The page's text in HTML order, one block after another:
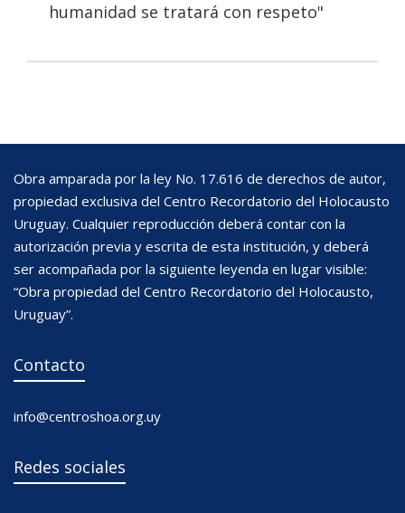
humanidad se tratará con respeto"
Obra amparada por la ley No. 17.616 de derechos de autor,
propiedad exclusiva del Centro Recordatorio del Holocausto
Uruguay. Cualquier reproducción deberá contar con la
autorización previa y escrita de esta institución, y deberá
ser acompañada por la siguiente leyenda en lugar visible:
“Obra propiedad del Centro Recordatorio del Holocausto,
Uruguay”.
Contacto
info@centroshoa.org.uy
Redes sociales